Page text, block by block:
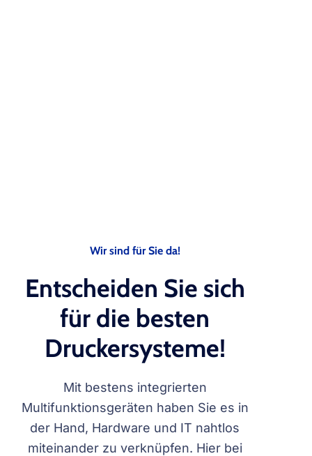
Wir sind für Sie da!
Entscheiden Sie sich
für die besten
Druckersysteme!
Mit bestens integrierten
Multifunktionsgeräten haben Sie es in
der Hand, Hardware und IT nahtlos
miteinander zu verknüpfen. Hier bei